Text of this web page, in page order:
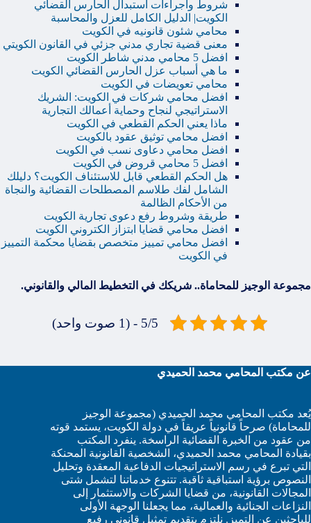
شروط واجراءات استبدال الحارس القضائي
الكويت| الدليل الكامل للعزل والمحاسبة
محامي شئون قانونيه في الكويت
معنى قضية تجاري مدني جزئي في القانون الكويتي
افضل 5 محامي مدني شاطر الكويت
ما هي أسباب عزل الحارس القضائي الكويت
محامي تعويضات في الكويت
افضل محامي شركات في الكويت: الشريك
الاستراتيجي لنجاح وحماية أعمالك التجارية
ماذا يعني الحكم القطعي في الكويت
افضل محامي توثيق عقود بالكويت
افضل محامي دعاوى نسب في الكويت
افضل 5 محامي قروض في الكويت
هل الحكم القطعي قابل للاستئناف الكويت؟ دليلك
الشامل لفك طلاسم المصطلحات القضائية والنجاة
من الأحكام الظالمة
طريقة وشروط رفع دعوى تجارية الكويت
افضل محامي قضايا ابتزاز الكتروني الكويت
افضل محامي تمييز متخصص بقضايا محكمة التمييز
في الكويت
مجموعة الوجيز للمحاماة.. شريكك في التخطيط المالي والقانوني.
5/5 - (1 صوت واحد)
عن مكتب المحامي محمد الحميدي
يُعد مكتب المحامي محمد الحميدي (مجموعة الوجيز
للمحاماة) صرحاً قانونياً عريقاً في دولة الكويت، يستمد قوته
من عقود من الخبرة القضائية الراسخة. ينفرد المكتب
بقيادة المحامي محمد الحميدي، الشخصية القانونية المحنكة
التي تبرع في رسم الاستراتيجيات الدفاعية المعقدة وتحليل
النصوص برؤية استباقية ثاقبة. تتنوع خدماتنا لتشمل شتى
المجالات القانونية، من قضايا الشركات والاستثمار إلى
النزاعات الجنائية والعمالية، مما يجعلنا الوجهة الأولى
للباحثين عن التميز. نلتزم بتقديم تمثيل قانوني رفيع